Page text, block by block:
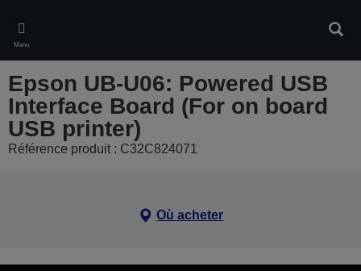
main
content
Menu
Epson UB-U06: Powered USB
Interface Board (For on board
USB printer)
Référence produit : C32C824071
Où acheter